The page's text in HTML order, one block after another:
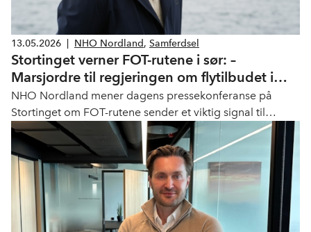
13.05.2026 NHO Nordland, Samferdsel
Stortinget verner FOT-rutene i sør: –
Marsjordre til regjeringen om flytilbudet i
nord
NHO Nordland mener dagens pressekonferanse på
Stortinget om FOT-rutene sender et viktig signal til
regjeringen: Flyrutene i distriktene skal legge til rette for
vekst, bosetting og verdiskaping.